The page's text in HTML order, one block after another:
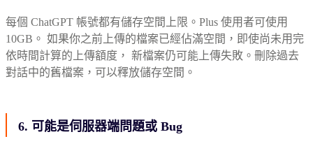
每個 ChatGPT 帳號都有儲存空間上限。Plus 使用者可使用
10GB。 如果你之前上傳的檔案已經佔滿空間，即使尚未用完
依時間計算的上傳額度， 新檔案仍可能上傳失敗。刪除過去
對話中的舊檔案，可以釋放儲存空間。
6. 可能是伺服器端問題或 Bug